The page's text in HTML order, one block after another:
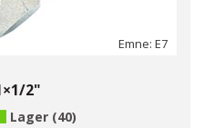
Emne: E7
2"
Lager (40)